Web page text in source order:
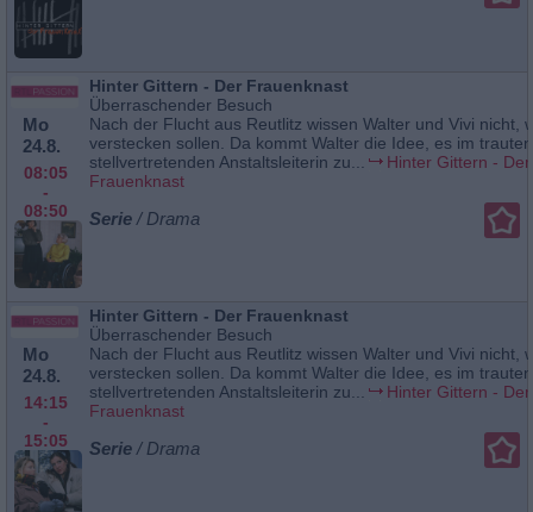
Mo
24.8.
08:05
-
08:50
Hinter Gittern - Der Frauenknast
Überraschender Besuch
Nach der Flucht aus Reutlitz wissen Walter und Vivi nicht,
verstecken sollen. Da kommt Walter die Idee, es im
stellvertretenden Anstaltsleiterin zu...
Hinter Gittern - Der
Frauenknast
Serie / Drama
Mo
24.8.
14:15
-
15:05
Hinter Gittern - Der Frauenknast
Überraschender Besuch
Nach der Flucht aus Reutlitz wissen Walter und Vivi nicht,
verstecken sollen. Da kommt Walter die Idee, es im
stellvertretenden Anstaltsleiterin zu...
Hinter Gittern - Der
Frauenknast
Serie / Drama